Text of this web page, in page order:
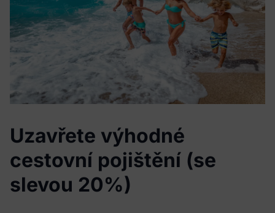
osobniudaje@meditorial.cz nebo na telefonní číslo 212
249 013, případně na pověřence pro ochranu osobních
údajů Společnosti, Márii Chvajovou Staňkovou, na e-
mailové adrese stankova@stankovapartneri.cz.
Potvrzuji, že svým souhlasem dávám Společnosti
výslovný souhlas a zákonný důvod pro zpracování mých
osobních údajůvč. zvláštní kategorie údajů o zdravotním
stavu v souladu se zněním zákona o zpracování osobních
Uzavřete výhodné
cestovní pojištění (se
slevou 20%)